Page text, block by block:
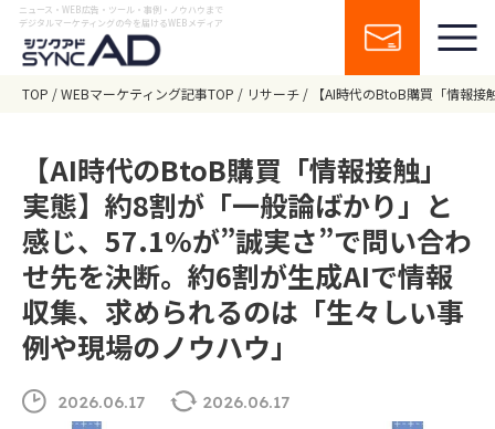
ニュース・WEB広告・ツール・事例・ノウハウまで
デジタルマーケティングの今を届けるWEBメディア
TOP WEBマーケティング記事TOP リサーチ 【AI時代のBtoB購買「情報
【AI時代のBtoB購買「情報接触」
実態】約8割が「一般論ばかり」と
感じ、57.1%が”誠実さ”で問い合わ
せ先を決断。約6割が生成AIで情報
収集、求められるのは「生々しい事
例や現場のノウハウ」
2026.06.17 2026.06.17